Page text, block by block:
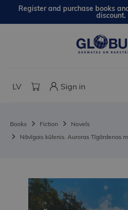
Register and purchase books
discount.
LV Sign in
Books Fiction
Novels
Nāvīgais kūlenis. Auroras Tīgārdenas